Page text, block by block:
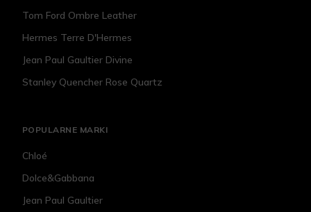
Tom Ford Ombre Leather
Hermes Terre D'Hermes
Jean Paul Gaultier Divine
Stanley Quencher Rose Quartz
POPULARNE MARKI
Chloé
Dolce&Gabbana
Jean Paul Gaultier